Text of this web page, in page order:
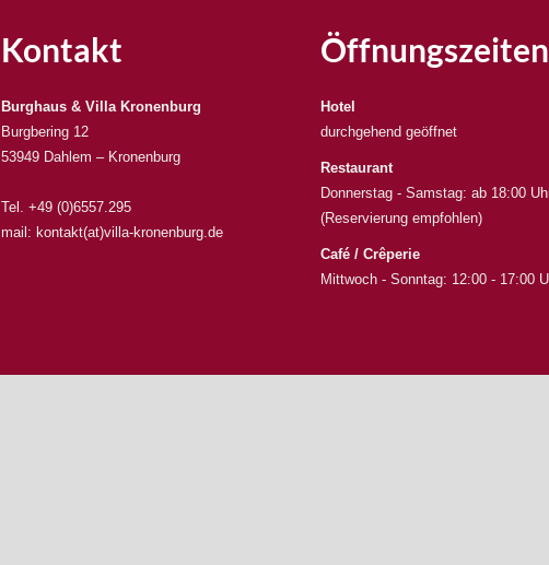
Kontakt
Burghaus & Villa Kronenburg
Burgbering 12
53949 Dahlem – Kronenburg
Tel. +49 (0)6557.295
mail: kontakt(at)villa-kronenburg.de
Öffnungszeiten
Hotel
durchgehend geöffnet
Restaurant
Donnerstag - Samstag: ab 18:00
(Reservierung empfohlen)
Café / Crêperie
Mittwoch - Sonntag: 12:00 - 17:00